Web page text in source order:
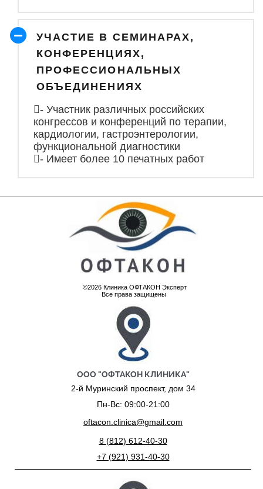
УЧАСТИЕ В СЕМИНАРАХ,
КОНФЕРЕНЦИЯХ,
ПРОФЕССИОНАЛЬНЫХ
ОБЪЕДИНЕНИЯХ
- Участник различных российских
конгрессов и конференций по терапии,
кардиологии, гастроэнтерологии,
функциональной диагностики
- Имеет более 10 печатных работ
©2026 Клиника ОФТАКОН Эксперт
Все права защищены
ООО "ОФТАКОН КЛИНИКА"
2-й Муринский проспект, дом 34
Пн-Вс: 09:00-21:00
oftacon.clinica@gmail.com
8 (812) 612-40-30
+7 (921) 931-40-30